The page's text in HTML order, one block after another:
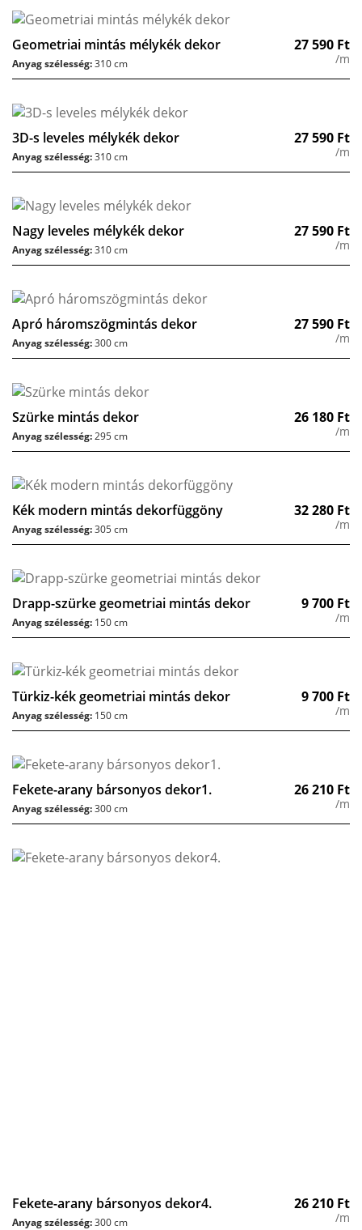
Geometriai mintás mélykék dekor 27 590 Ft
/m
Anyag szélesség:310 cm
3D-s leveles mélykék dekor 27 590 Ft
/m
Anyag szélesség:310 cm
Nagy leveles mélykék dekor 27 590 Ft
/m
Anyag szélesség:310 cm
Apró háromszögmintás dekor 27 590 Ft
/m
Anyag szélesség:300 cm
Szürke mintás dekor 26 180 Ft
/m
Anyag szélesség:295 cm
Kék modern mintás dekorfüggöny 32 280 Ft
/m
Anyag szélesség:305 cm
Drapp-szürke geometriai mintás dekor 9 700 Ft
/m
Anyag szélesség: 150 cm
Türkiz-kék geometriai mintás dekor 9 700 Ft
/m
Anyag szélesség: 150 cm
Fekete-arany bársonyos dekor1. 26 210 Ft
/m
Anyag szélesség:300 cm
Fekete-arany bársonyos dekor4. 26 210 Ft
/m
Anyag szélesség:300 cm